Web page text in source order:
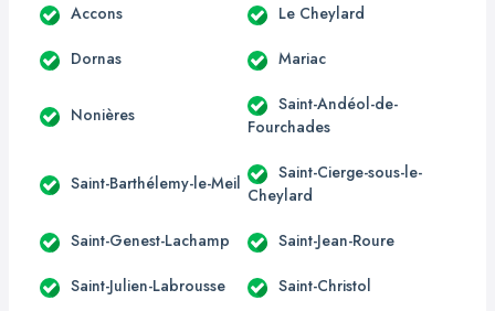
Accons Le Cheylard
Dornas Mariac
Nonières
Saint-Andéol-de-
Fourchades
Saint-Barthélemy-le-Meil
Saint-Cierge-sous-le-
Cheylard
Saint-Genest-Lachamp Saint-Jean-Roure
Saint-Julien-Labrousse Saint-Christol